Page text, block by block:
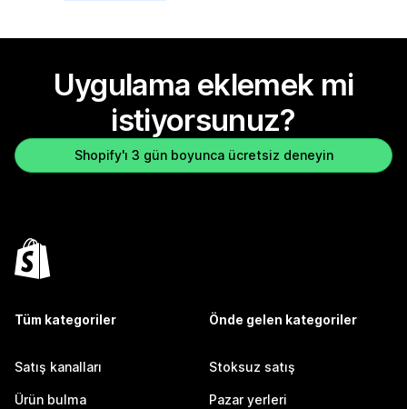
Uygulama eklemek mi
istiyorsunuz?
Shopify'ı 3 gün boyunca ücretsiz deneyin
Tüm kategoriler
Satış kanalları
Ürün bulma
Önde gelen kategoriler
Stoksuz satış
Pazar yerleri